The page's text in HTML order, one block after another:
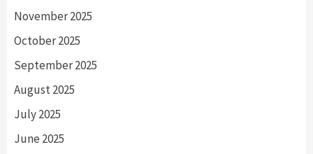
November 2025
October 2025
September 2025
August 2025
July 2025
June 2025